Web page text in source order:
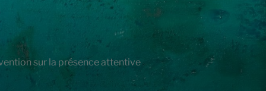
sur la présence attentive